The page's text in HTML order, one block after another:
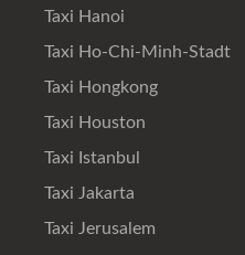
Taxi Hanoi
Taxi Ho-Chi-Minh-Stadt
Taxi Hongkong
Taxi Houston
Taxi Istanbul
Taxi Jakarta
Taxi Jerusalem